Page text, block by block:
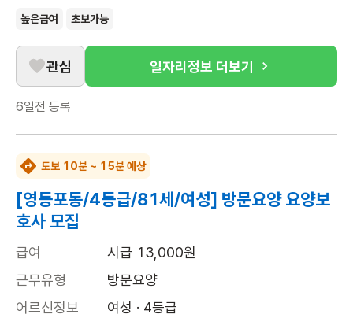
높은급여 초보가능
관심 일자리정보 더보기
6일전 등록
도보 10분 ~ 15분 예상
[영등포동/4등급/81세/여성] 방문요양 요양보
호사 모집
급여
시급 13,000원
근무유형
방문요양
어르신정보
여성 · 4등급